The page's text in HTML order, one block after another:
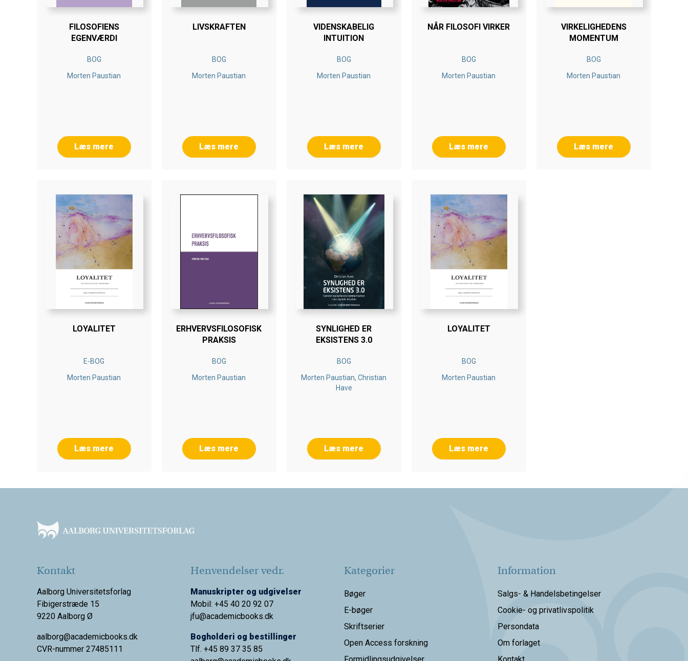
FILOSOFIENS
EGENVÆRDI
BOG
Morten Paustian
Læs mere
LIVSKRAFTEN
BOG
Morten Paustian
Læs mere
VIDENSKABELIG
INTUITION
BOG
Morten Paustian
Læs mere
NÅR FILOSOFI VIRKER
BOG
Morten Paustian
Læs mere
VIRKELIGHEDENS
MOMENTUM
BOG
Morten Paustian
Læs mere
LOYALITET
E-BOG
Morten Paustian
Læs mere
ERHVERVSFILOSOFISK
PRAKSIS
BOG
Morten Paustian
Læs mere
SYNLIGHED ER
EKSISTENS 3.0
BOG
Morten Paustian, Christian
Have
Læs mere
LOYALITET
BOG
Morten Paustian
Læs mere
Kontakt
Aalborg Universitetsforlag
Fibigerstræde 15
9220 Aalborg Ø
aalborg@academicbooks.dk
CVR-nummer 27485111
Henvendelser vedr.
Manuskripter og udgivelser
Mobil: +45 40 20 92 07
jfu@academicbooks.dk
Bogholderi og bestillinger
Tlf. +45 89 37 35 85
Kategorier
Bøger
E-bøger
Skriftserier
Open Access forskning
Information
Salgs- & Handelsbetingelser
Cookie- og privatlivspolitik
Persondata
Om forlaget